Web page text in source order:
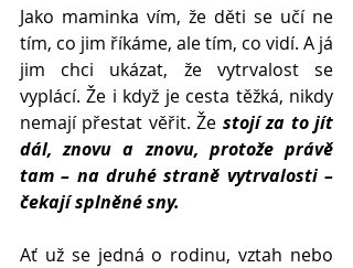
Jako maminka vím, že děti se učí ne
tím, co jim říkáme, ale tím, co vidí. A já
jim chci ukázat, že vytrvalost se
vyplácí. Že i když je cesta těžká, nikdy
nemají přestat věřit. Že stojí za to jít
dál, znovu a znovu, protože právě
tam – na druhé straně vytrvalosti –
čekají splněné sny.
Ať už se jedná o rodinu, vztah nebo